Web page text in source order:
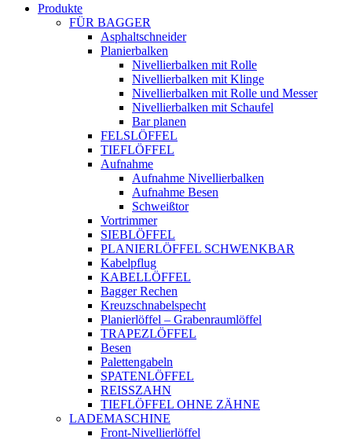
Produkte
FÜR BAGGER
Asphaltschneider
Planierbalken
Nivellierbalken mit Rolle
Nivellierbalken mit Klinge
Nivellierbalken mit Rolle und Messer
Nivellierbalken mit Schaufel
Bar planen
FELSLÖFFEL
TIEFLÖFFEL
Aufnahme
Aufnahme Nivellierbalken
Aufnahme Besen
Schweißtor
Vortrimmer
SIEBLÖFFEL
PLANIERLÖFFEL SCHWENKBAR
Kabelpflug
KABELLÖFFEL
Bagger Rechen
Kreuzschnabelspecht
Planierlöffel – Grabenraumlöffel
TRAPEZLÖFFEL
Besen
Palettengabeln
SPATENLÖFFEL
REISSZAHN
TIEFLÖFFEL OHNE ZÄHNE
LADEMASCHINE
Front-Nivellierlöffel